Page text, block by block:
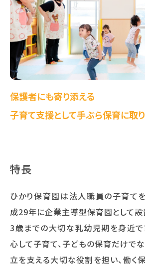
保護者にも寄り添える
子育て支援として手ぶら保育に取り
特長
ひかり保育園は法人職員の子育て
成29年に企業主導型保育園として設
3歳までの大切な乳幼児期を身近
心して子育て、子どもの保育だけで
立を支える大切な役割を担い、働く